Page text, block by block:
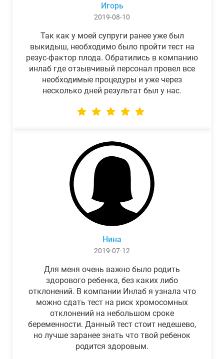
Игорь
2019-08-10
Так как у моей супруги ранее уже был
выкидыш, необходимо было пройти тест на
резус-фактор плода. Обратились в компанию
инлаб где отзывчивый персонал провел все
необходимые процедуры и уже через
несколько дней результат был у нас.
Нина
2019-07-12
Для меня очень важно было родить
здорового ребенка, без каких либо
отклонений. В компании Инлаб я узнала что
можно сдать тест на риск хромосомных
отклонений на небольшом сроке
беременности. Данный тест стоит недешево,
но лучше заранее знать что твой ребенок
родится здоровым.